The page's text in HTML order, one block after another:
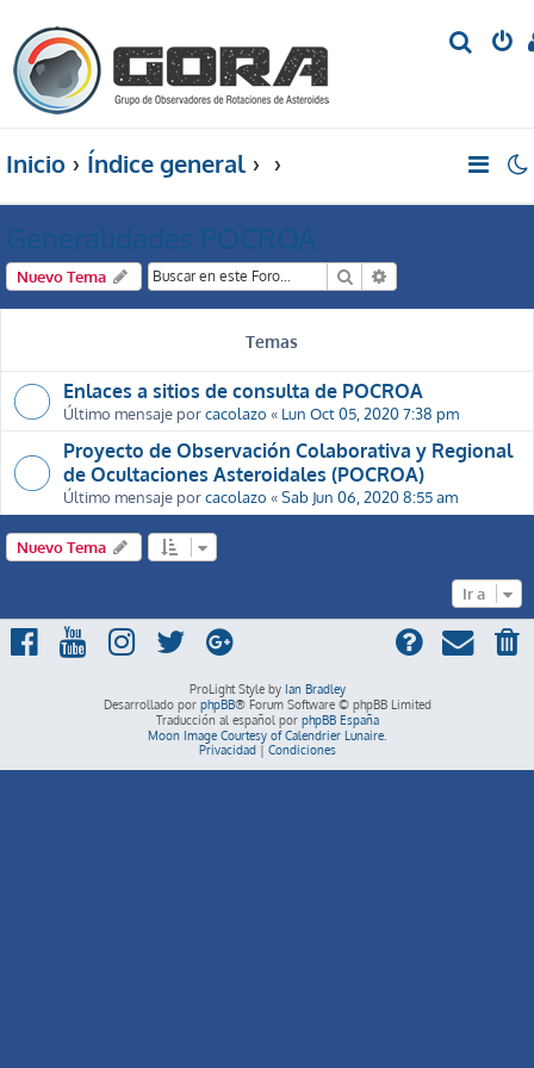
Inicio Índice general
Generalidades POCROA
Nuevo Tema Buscar
Temas
Enlaces a sitios de consulta de POCROA
Último mensaje porcacolazo « Lun Oct 05, 2020 7:38 pm
Proyecto de Observación Colaborativa y Regional
de Ocultaciones Asteroidales (POCROA)
Último mensaje porcacolazo «Sab Jun 06, 2020 8:55 am
Nuevo Tema
Ir a
ProLight Style by Ian Bradley
Desarrollado por phpBB® Forum Software © phpBB Limited
Traducción al español por phpBB España
Moon Image Courtesy of Calendrier Lunaire.
Privacidad| Condiciones